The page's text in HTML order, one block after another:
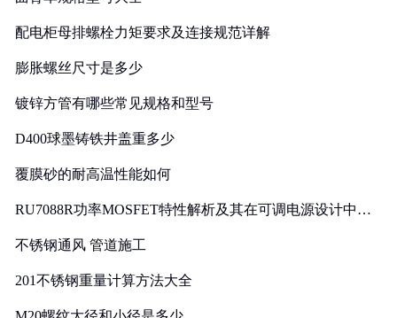
配电柜母排螺栓力矩要求及连接规范详解
膨胀螺丝尺寸是多少
镀锌方管有哪些常见规格和型号
D400球墨铸铁井盖重多少
覆膜砂的耐高温性能如何
RU7088R功率MOSFET特性解析及其在可调电源设计中的
不锈钢通风 管道施工
201不锈钢重量计算方法大全